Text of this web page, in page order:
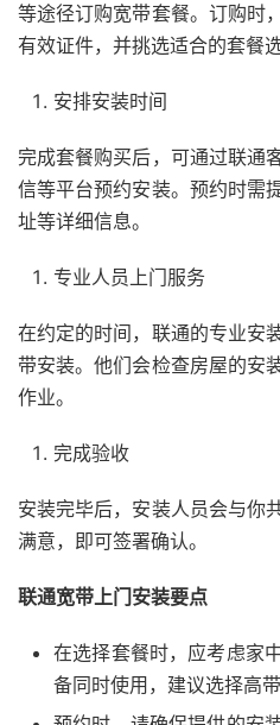
等途径订购宽带套餐。订购时
有效证件，并挑选适合的套餐选
安排安装时间
完成套餐购买后，可通过联通
信等平台预约安装。预约时需
址等详细信息。
专业人员上门服务
在约定的时间，联通的专业安
带安装。他们会检查房屋的安
作业。
完成验收
安装完毕后，安装人员会与你
满意，即可签署确认。
联通宽带上门安装要点
在选择套餐时，应考虑家
备同时使用，建议选择高带